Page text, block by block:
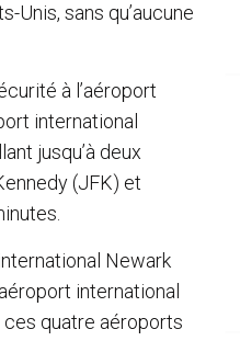
Unis, sans qu’aucune
à l’aéroport
international
jusqu’à deux
(JFK) et
Newark
international
ces quatre aéroports